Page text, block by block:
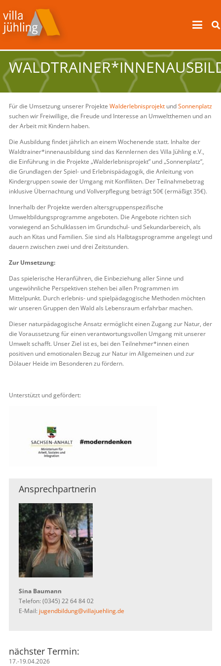
Für die Umsetzung unserer Projekte Walderlebnisprojekt undSonnenplatz
suchen wir Freiwillige, die Freude und Interesse an Umweltthemen und an
der Arbeit mit Kindern haben.
Die Ausbildung findet jährlich an einem Wochenende statt. Inhalte der
Waldtrainer*innenausbildung sind das Kennlernen des Villa Jühling e.V.,
die Einführung in die Projekte „Walderlebnisprojekt” und „Sonnenplatz”,
die Grundlagen der Spiel- und Erlebnispädagogik, die Anleitung von
Kindergruppen sowie der Umgang mit Konflikten. Der Teilnahmebetrag
inklusive Übernachtung und Vollverpflegung beträgt 50€ (ermäßigt 35€).
Innerhalb der Projekte werden altersgruppenspezifische
Umweltbildungsprogramme angeboten. Die Angebote richten sich
vorwiegend an Schulklassen im Grundschul- und Sekundarbereich, als
auch an Kitas und Familien. Sie sind als Halbtagsprogramme angelegt und
dauern zwischen zwei und drei Zeitstunden.
Zur Umsetzung:
Das spielerische Heranführen, die Einbeziehung aller Sinne und
ungewöhnliche Perspektiven stehen bei allen Programmen im
Mittelpunkt. Durch erlebnis- und spielpädagogische Methoden möchten
wir unseren Gruppen den Wald als Lebensraum erfahrbar machen.
Dieser naturpädagogische Ansatz ermöglicht einen Zugang zur Natur, der
die Voraussetzung für einen verantwortungsvollen Umgang mit unserer
Umwelt schafft. Unser Ziel ist es, bei den Teilnehmer*innen einen
positiven und emotionalen Bezug zur Natur im Allgemeinen und zur
Dölauer Heide im Besonderen zu fördern.
Unterstützt und gefördert:
Ansprechpartnerin
Sina Baumann
Telefon: (0345) 22 64 84 02
E-Mail: jugendbildung@villajuehling.de
nächster Termin:
17.-19.04.2026